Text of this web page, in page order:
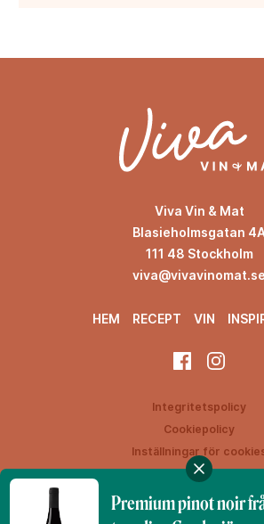
Viva Vin & Mat
Blasieholmsgatan
111 48 Stockholm
viva@vivavinomat.se
HEM RECEPT VIN
Integritetspolicy
Cookiepolicy
Inställningar för
Premium pinot noir